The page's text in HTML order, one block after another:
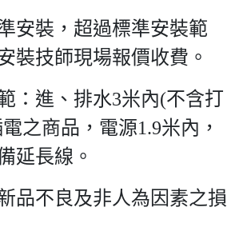
安裝，超過標準安裝範
裝技師現場報價收費。
：進、排水3米內(不含打
之商品，電源1.9米內，
延長線。
品不良及非人為因素之損